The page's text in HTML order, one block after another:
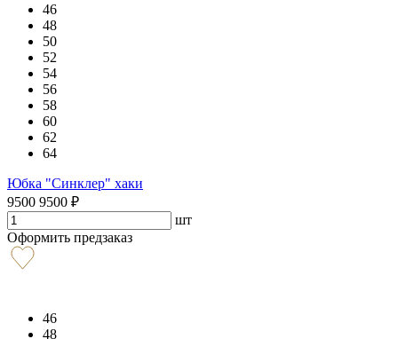
46
48
50
52
54
56
58
60
62
64
Юбка "Синклер" хаки
9500 9500 ₽
шт
Оформить предзаказ
46
48